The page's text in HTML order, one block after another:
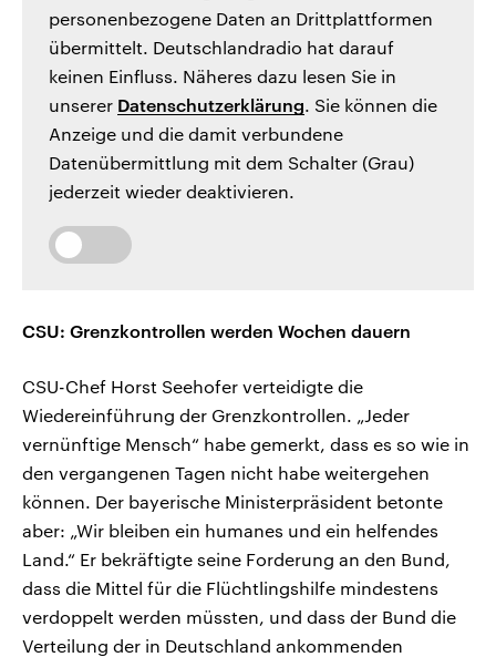
personenbezogene Daten an Drittplattformen
übermittelt. Deutschlandradio hat darauf
keinen Einfluss. Näheres dazu lesen Sie in
unserer Datenschutzerklärung. Sie können die
Anzeige und die damit verbundene
Datenübermittlung mit dem Schalter (Grau)
jederzeit wieder deaktivieren.
CSU: Grenzkontrollen werden Wochen dauern
CSU-Chef Horst Seehofer verteidigte die
Wiedereinführung der Grenzkontrollen. „Jeder
vernünftige Mensch“ habe gemerkt, dass es so wie in
den vergangenen Tagen nicht habe weitergehen
können. Der bayerische Ministerpräsident betonte
aber: „Wir bleiben ein humanes und ein helfendes
Land.“ Er bekräftigte seine Forderung an den Bund,
dass die Mittel für die Flüchtlingshilfe mindestens
verdoppelt werden müssten, und dass der Bund die
Verteilung der in Deutschland ankommenden